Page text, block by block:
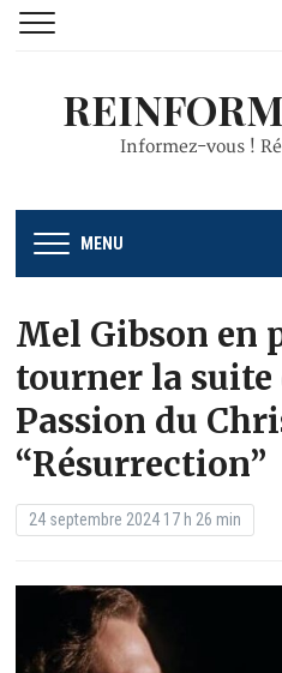
Informez-vous !
MENU
Mel Gibson en
tourner la suite
Passion du
“Résurrection”
24 septembre 2024 17 h 26 min